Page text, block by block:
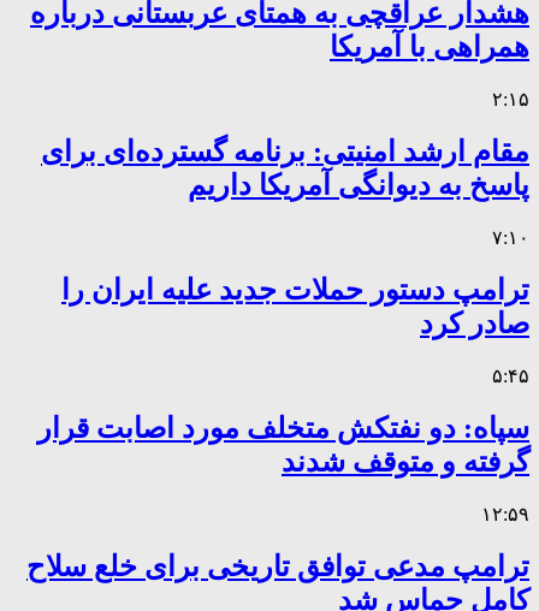
هشدار عراقچی به همتای عربستانی درباره
همراهی با آمریکا
۲:۱۵
مقام ارشد امنیتی: برنامه گسترده‌ای برای
پاسخ به دیوانگی آمریکا داریم
۷:۱۰
ترامپ دستور حملات جدید علیه ایران را
صادر کرد
۵:۴۵
سپاه: دو نفتکش متخلف مورد اصابت قرار
گرفته و متوقف شدند
۱۲:۵۹
ترامپ مدعی توافق تاریخی برای خلع سلاح
کامل حماس شد